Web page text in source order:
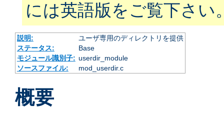
には英語版をご覧下さい
説明:
ユーザ専用のディレクトリを提供
ステータス:
Base
モジュール識別子: userdir_module
ソースファイル:
mod_userdir.c
概要